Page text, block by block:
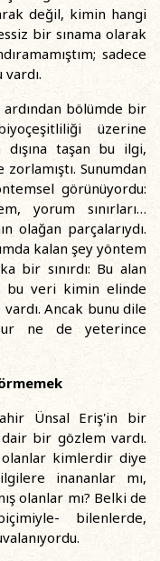
değil, kimin hangi
bir sınama olarak
sadece
vardı.
bölümde bir
üzerine
dışına taşan bu ilgi,
zorlamıştı. Sunumdan
görünüyordu:
yorum sınırları…
olağan parçalarıydı.
kalan şey yöntem
bir sınırdı: Bu alan
bu veri kimin elinde
vardı. Ancak bunu dile
ne de yeterince
Ünsal Eriş'in bir
bir gözlem vardı.
olanlar kimlerdir diye
inananlar mı,
olanlar mı? Belki de
bilenlerde,